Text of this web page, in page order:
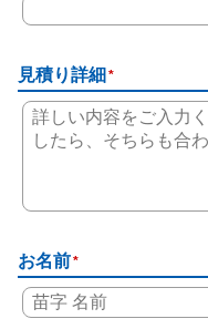
見積り詳細 *
お名前*